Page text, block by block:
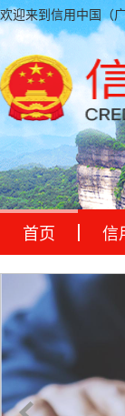
欢迎来到信用中国（
首页 信